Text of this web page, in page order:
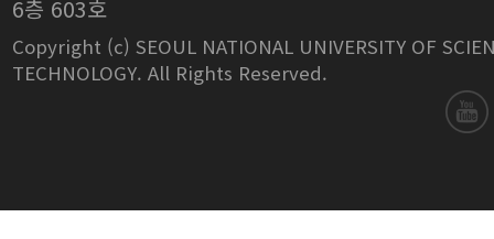
6층 603호
Copyright (c) SEOUL NATIONAL UNIVERSITY OF
TECHNOLOGY. All Rights Reserved.